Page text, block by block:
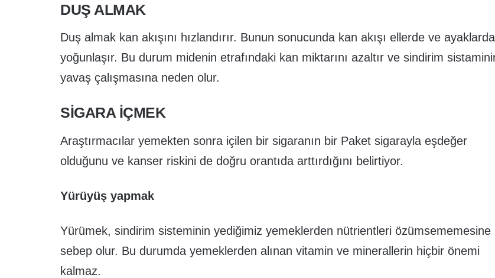
DUŞ ALMAK
Duş almak kan akışını hızlandırır. Bunun sonucunda kan akışı ellerde ve ayaklarda
yoğunlaşır. Bu durum midenin etrafındaki kan miktarını azaltır ve sindirim
yavaş çalışmasına neden olur.
SIGARA IÇMEK
Araştırmacılar yemekten sonra içilen bir sigaranın bir Paket sigarayla eşdeğer
olduğunu ve kanser riskini de doğru orantıda arttırdığını belirtiyor.
Yürüyüş yapmak
Yürümek, sindirim sisteminin yediğimiz yemeklerden nütrientleri özümsememesine
sebep olur. Bu durumda yemeklerden alınan vitamin ve minerallerin hiçbir önemi
kalmaz.